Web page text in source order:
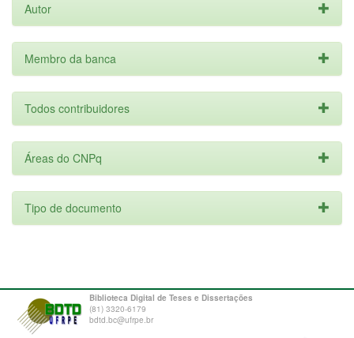
Autor
Membro da banca
Todos contribuidores
Áreas do CNPq
Tipo de documento
Biblioteca Digital de Teses e Dissertações
(81) 3320-6179
bdtd.bc@ufrpe.br